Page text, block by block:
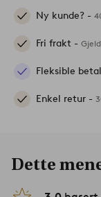
Ny kunde? -
Fri frakt -
Fleksible
Enkel retur -
Dette